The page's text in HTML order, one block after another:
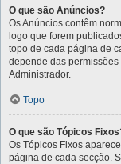
O que são Anúncios?
Os Anúncios contêm
logo que forem
topo de cada página de
depende das
Administrador.
Topo
O que são Tópicos
Os Tópicos Fixos
página de cada secção.